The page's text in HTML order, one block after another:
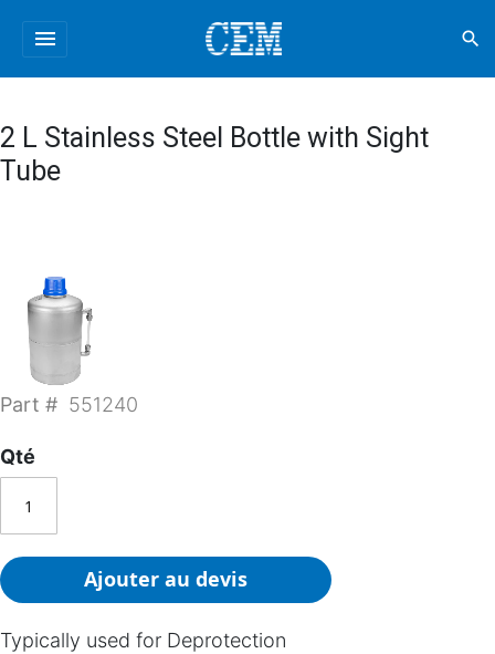
menu search
2 L Stainless Steel Bottle with Sight
Tube
Part # 551240
Qté
Ajouter au devis
Typically used for Deprotection